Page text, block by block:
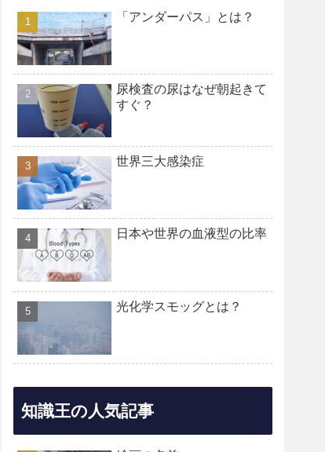
「アンダーパス」とは？
尿検査の尿はなぜ朝起きて
すぐ？
世界三大感染症
日本や世界の血液型の比率
光化学スモッグとは？
知識王の人気記事